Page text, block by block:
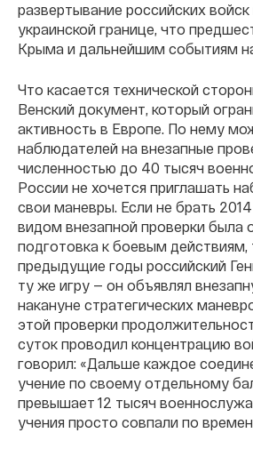
развертывание российских
украинской границе, что
Крыма и дальнейшим событиям
Что касается технической
Венский документ, который
активность в Европе. По нему
наблюдателей на внезапные
численностью до 40 тысяч
России не хочется приглашать
свои маневры. Если не брать
видом внезапной проверки была
подготовка к боевым действиям,
предыдущие годы российский
ту же игру — он объявлял
накануне стратегических
этой проверки
суток проводил концентрацию
говорил: «Дальше каждое
учение по своему отдельному
превышает 12 тысяч
учения просто совпали по